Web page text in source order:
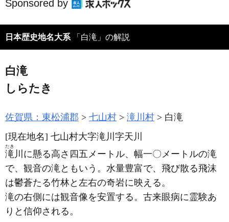
Sponsored by
日本歴史地名大系 「白滝」の解説
白滝
しらたき
佐賀県：東松浦郡 七山村 滝川村
白滝
[現在地名] 七山村大字滝川字天川
滝
たき
川に懸る高さ四五メートル、幅一〇メートルの滝
で、観音の滝ともいう。水量豊富で、飛び散る飛沫
は鬱蒼たる竹林と左右の奇岩に映える。
滝の右側には観音像を安置する。古来眼病に霊験あ
りと信仰される。